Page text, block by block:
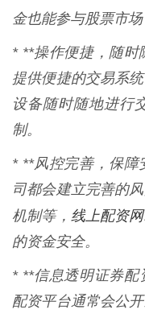
金也能参与股票市场
* **操作便捷，随时
提供便捷的交易系
设备随时随地进行
制。
* **风控完善，保障
司都会建立完善的
机制等， 线上配资
的资金安全。
* **信息透明证券配
配资平台通常会公